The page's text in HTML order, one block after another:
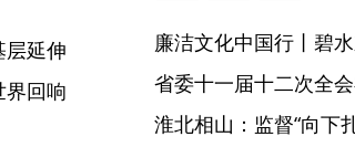
层延伸
界回响
廉洁文化中国行丨碧
省委十一届十二次全
淮北相山：监督“向下